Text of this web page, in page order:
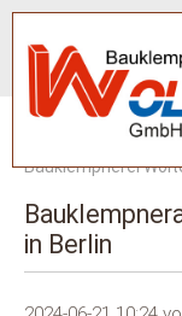
Bauklempnerei
in Berlin